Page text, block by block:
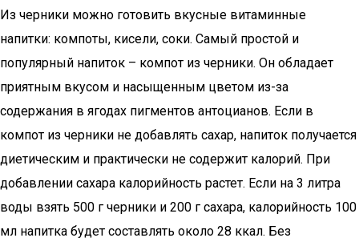
Из черники можно готовить вкусные витаминные
напитки: компоты, кисели, соки. Самый простой и
популярный напиток – компот из черники. Он обладает
приятным вкусом и насыщенным цветом из-за
содержания в ягодах пигментов антоцианов. Если в
компот из черники не добавлять сахар, напиток получается
диетическим и практически не содержит калорий. При
добавлении сахара калорийность растет. Если на 3 литра
воды взять 500 г черники и 200 г сахара, калорийность 100
мл напитка будет составлять около 28 ккал. Без